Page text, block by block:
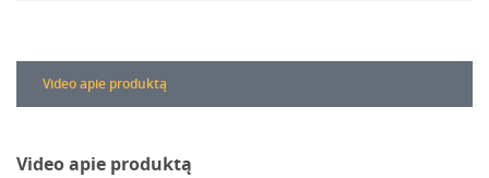
Video apie produktą
Video apie produktą